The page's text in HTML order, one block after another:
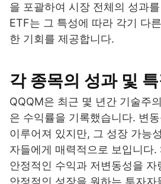
을 포괄하여 시장 전체의 성과
ETF는 그 특성에 따라 각기 다
한 기회를 제공합니다.
각 종목의 성과 및
QQQM은 최근 몇 년간 기술주
은 수익률을 기록했습니다. 변
이루어져 있지만, 그 성장 가능
자들에게 매력적으로 보입니다.
안정적인 수익과 저변동성을 자
안정적인 성장을 원하는 투자자